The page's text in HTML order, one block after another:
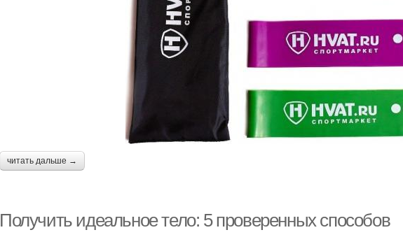
читать дальше →
Получить идеальное тело: 5 проверенных способов